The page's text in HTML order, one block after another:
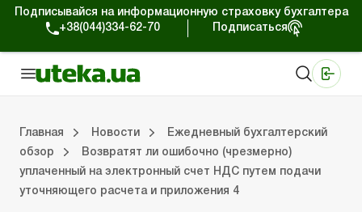
Подписывайся на информационную страховку бухгалтера
+38(044)334-62-70
Подписаться
Главная Новости
Ежедневный бухгалтерский
обзор
Возвратят ли ошибочно (чрезмерно)
уплаченный на электронный счет НДС путем подачи
уточняющего расчета и приложения 4